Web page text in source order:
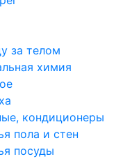
за телом
химия
кондиционеры
пола и стен
посуды